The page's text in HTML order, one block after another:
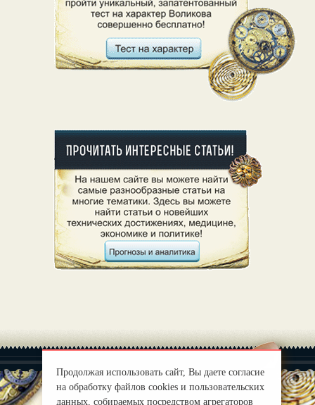
Продолжая использовать сайт, Вы даете согласие
на обработку файлов cookies и пользовательских
данных, собираемых посредством агрегаторов